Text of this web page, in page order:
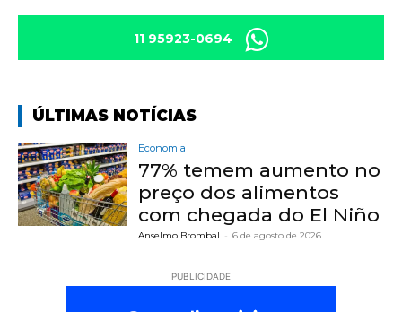
11 95923-0694
ÚLTIMAS NOTÍCIAS
Economia
77% temem aumento no
preço dos alimentos
com chegada do El Niño
Anselmo Brombal - 6 de agosto de 2026
PUBLICIDADE